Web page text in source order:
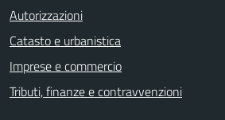
Autorizzazioni
Catasto e urbanistica
Imprese e commercio
Tributi, finanze e contravvenzioni